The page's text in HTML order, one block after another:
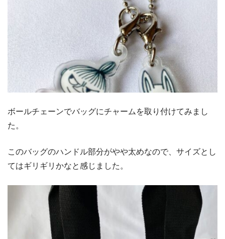
ボールチェーンでバッグにチャームを取り付けてみまし
た。
このバッグのハンドル部分がやや太めなので、サイズとし
てはギリギリかなと感じました。